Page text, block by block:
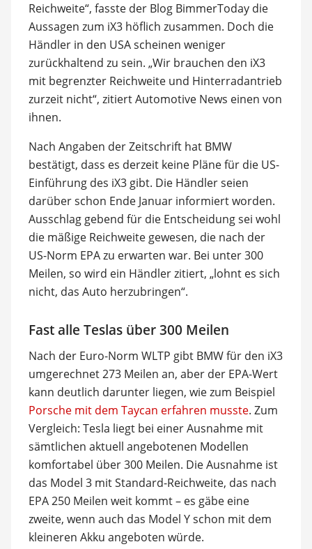
Reichweite“, fasste der Blog BimmerToday die
Aussagen zum iX3 höflich zusammen. Doch die
Händler in den USA scheinen weniger
zurückhaltend zu sein. „Wir brauchen den iX3
mit begrenzter Reichweite und Hinterradantrieb
zurzeit nicht“, zitiert Automotive News einen von
ihnen.
Nach Angaben der Zeitschrift hat BMW
bestätigt, dass es derzeit keine Pläne für die US-
Einführung des iX3 gibt. Die Händler seien
darüber schon Ende Januar informiert worden.
Ausschlag gebend für die Entscheidung sei wohl
die mäßige Reichweite gewesen, die nach der
US-Norm EPA zu erwarten war. Bei unter 300
Meilen, so wird ein Händler zitiert, „lohnt es sich
nicht, das Auto herzubringen“.
Fast alle Teslas über 300 Meilen
Nach der Euro-Norm WLTP gibt BMW für den iX3
umgerechnet 273 Meilen an, aber der EPA-Wert
kann deutlich darunter liegen, wie zum Beispiel
Porsche mit dem Taycan erfahren musste. Zum
Vergleich: Tesla liegt bei einer Ausnahme mit
sämtlichen aktuell angebotenen Modellen
komfortabel über 300 Meilen. Die Ausnahme ist
das Model 3 mit Standard-Reichweite, das nach
EPA 250 Meilen weit kommt – es gäbe eine
zweite, wenn auch das Model Y schon mit dem
kleineren Akku angeboten würde.